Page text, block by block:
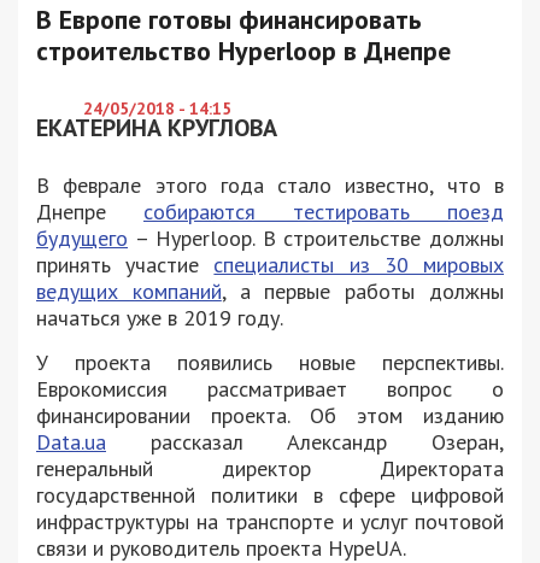
В Европе готовы финансировать
строительство Hyperloop в Днепре
24/05/2018 - 14:15
ЕКАТЕРИНА КРУГЛОВА
В феврале этого года стало известно, что в
Днепре собираются тестировать поезд
будущего – Hyperloop. В строительстве должны
принять участие специалисты из 30 мировых
ведущих компаний, а первые работы должны
начаться уже в 2019 году.
У проекта появились новые перспективы.
Еврокомиссия рассматривает вопрос о
финансировании проекта. Об этом изданию
Data.ua рассказал Александр Озеран,
генеральный директор Директората
государственной политики в сфере цифровой
инфраструктуры на транспорте и услуг почтовой
связи и руководитель проекта HypeUA.